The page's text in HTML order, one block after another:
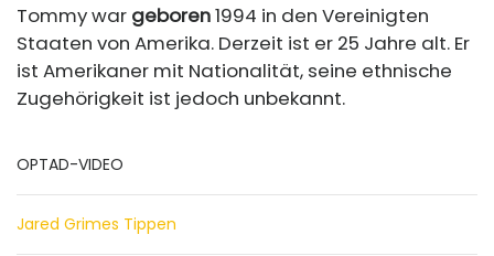
Tommy war geboren1994 in den Vereinigten
Staaten von Amerika. Derzeit ist er 25 Jahre alt. Er
ist Amerikaner mit Nationalität, seine ethnische
Zugehörigkeit ist jedoch unbekannt.
OPTAD-VIDEO
Jared Grimes Tippen